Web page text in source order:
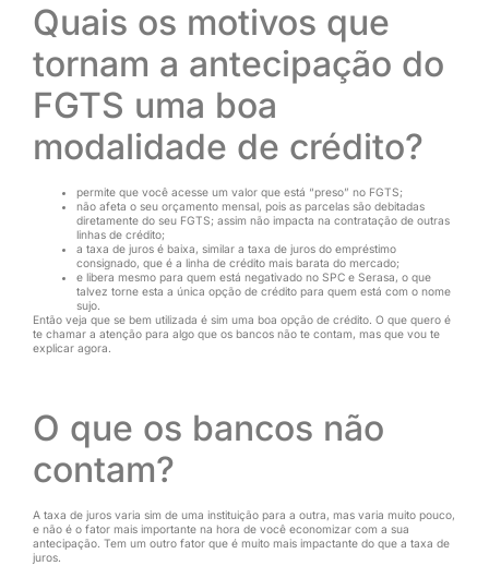
Quais os motivos que
tornam a antecipação do
FGTS uma boa
modalidade de crédito?
permite que você acesse um valor que está “preso” no FGTS;
não afeta o seu orçamento mensal, pois as parcelas são debitadas
diretamente do seu FGTS; assim não impacta na contratação de outras
linhas de crédito;
a taxa de juros é baixa, similar a taxa de juros do empréstimo
consignado, que é a linha de crédito mais barata do mercado;
e libera mesmo para quem está negativado no SPC e Serasa, o que
talvez torne esta a única opção de crédito para quem está com o nome
sujo.
Então veja que se bem utilizada é sim uma boa opção de crédito. O que quero é
te chamar a atenção para algo que os bancos não te contam, mas que vou te
explicar agora.
O que os bancos não
contam?
A taxa de juros varia sim de uma instituição para a outra, mas varia muito pouco,
e não é o fator mais importante na hora de você economizar com a sua
antecipação. Tem um outro fator que é muito mais impactante do que a taxa de
juros.